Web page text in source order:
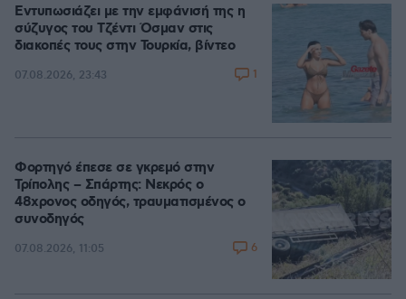
Εντυπωσιάζει με την εμφάνισή της η
σύζυγος του Τζέντι Όσμαν στις
διακοπές τους στην Τουρκία, βίντεο
07.08.2026, 23:43 1
Φορτηγό έπεσε σε γκρεμό στην
Τρίπολης – Σπάρτης: Νεκρός ο
48χρονος οδηγός, τραυματισμένος ο
συνοδηγός
07.08.2026, 11:05 6